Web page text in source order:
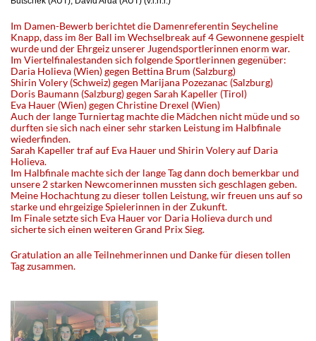
Im Damen-Bewerb berichtet die Damenreferentin Seycheline
Knapp, dass im 8er Ball im Wechselbreak auf 4 Gewonnene gespielt
wurde und der Ehrgeiz unserer Jugendsportlerinnen enorm war.
Im Viertelfinalestanden sich folgende Sportlerinnen gegenüber:
Daria Holieva (Wien) gegen Bettina Brum (Salzburg)
Shirin Volery (Schweiz) gegen Marijana Pozezanac (Salzburg)
Doris Baumann (Salzburg) gegen Sarah Kapeller (Tirol)
Eva Hauer (Wien) gegen Christine Drexel (Wien)
Auch der lange Turniertag machte die Mädchen nicht müde und so
durften sie sich nach einer sehr starken Leistung im Halbfinale
wiederfinden.
Sarah Kapeller traf auf Eva Hauer und Shirin Volery auf Daria
Holieva.
Im Halbfinale machte sich der lange Tag dann doch bemerkbar und
unsere 2 starken Newcomerinnen mussten sich geschlagen geben.
Meine Hochachtung zu dieser tollen Leistung, wir freuen uns auf so
starke und ehrgeizige Spielerinnen in der Zukunft.
Im Finale setzte sich Eva Hauer vor Daria Holieva durch und
sicherte sich einen weiteren Grand Prix Sieg.
Gratulation an alle Teilnehmerinnen und Danke für diesen tollen
Tag zusammen.